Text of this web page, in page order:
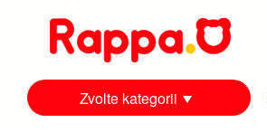
Zvolte kategorii